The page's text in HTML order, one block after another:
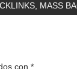
MASS
con *